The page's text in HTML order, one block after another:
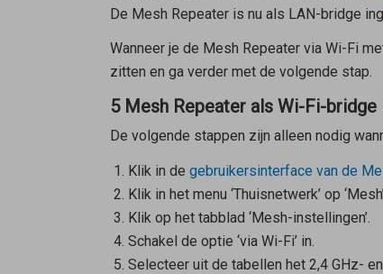
De Mesh Repeateris nu als LAN-bridge
Wanneer je de Mesh Repeatervia Wi-Fi
zitten en ga verder met de volgende stap.
5 Mesh Repeater als Wi-Fi-bridge
De volgende stappen zijn alleen nodig
Klik in de gebruikersinterface van de
Klik in het menu ‘Thuisnetwerk’ op
Klik op het tabblad ‘Mesh-instellingen’.
Schakel de optie ‘via Wi-Fi’ in.
Selecteer uit de tabellen het 2,4 GHz-